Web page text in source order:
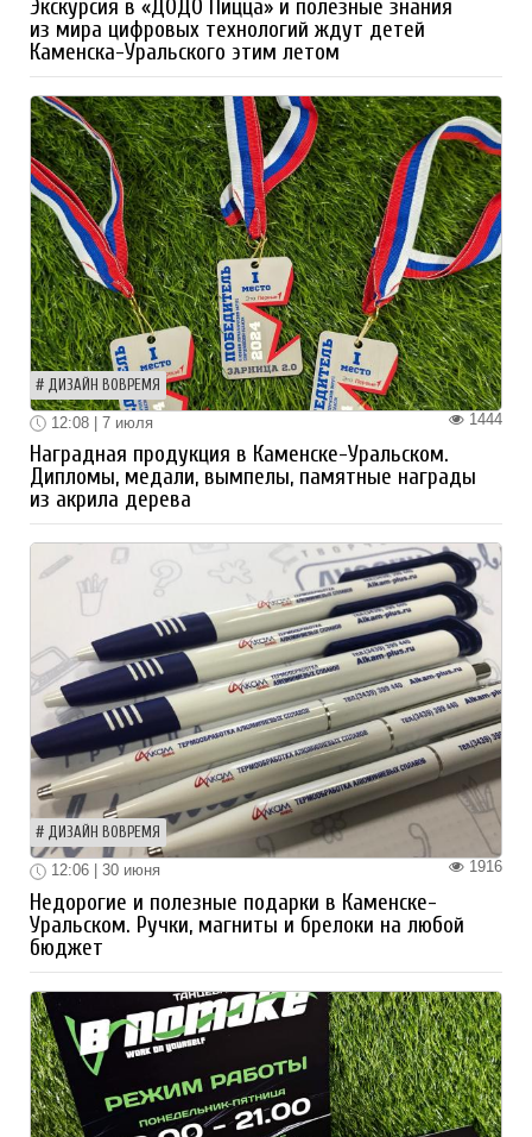
Экскурсия в «ДОДО Пицца» и полезные знания
из мира цифровых технологий ждут детей
Каменска-Уральского этим летом
ДИЗАЙН ВОВРЕМЯ
1444
12:08 | 7 июля
Наградная продукция в Каменске-Уральском.
Дипломы, медали, вымпелы, памятные награды
из акрила дерева
ДИЗАЙН ВОВРЕМЯ
1916
12:06 | 30 июня
Недорогие и полезные подарки в Каменске-
Уральском. Ручки, магниты и брелоки на любой
бюджет